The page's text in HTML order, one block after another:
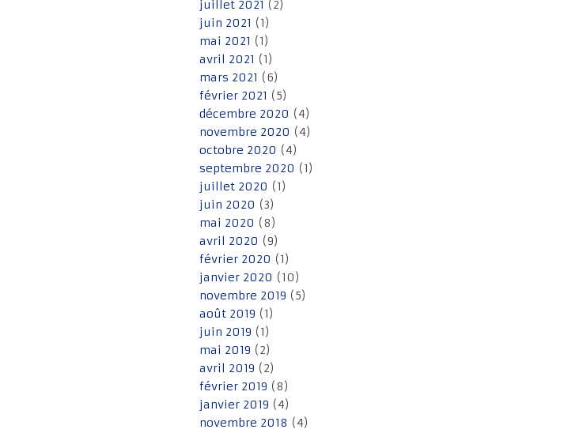
juillet 2021 (2)
juin 2021 (1)
mai 2021 (1)
avril 2021 (1)
mars 2021 (6)
février 2021 (5)
décembre 2020 (4)
novembre 2020 (4)
octobre 2020 (4)
septembre 2020 (1)
juillet 2020 (1)
juin 2020 (3)
mai 2020 (8)
avril 2020 (9)
février 2020 (1)
janvier 2020 (10)
novembre 2019 (5)
août 2019 (1)
juin 2019 (1)
mai 2019 (2)
avril 2019 (2)
février 2019 (8)
janvier 2019 (4)
novembre 2018 (4)